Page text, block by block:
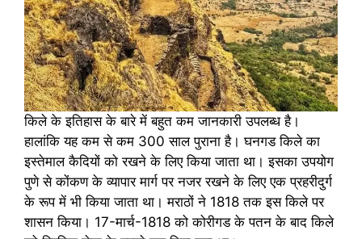
किले के इतिहास के बारे में बहुत कम जानकारी उपलब्ध है।
हालांकि यह कम से कम 300 साल पुराना है। घनगड किले का
इस्तेमाल कैदियों को रखने के लिए किया जाता था। इसका उपयोग
पुणे से कोंकण के व्यापार मार्ग पर नजर रखने के लिए एक प्रहरीदुर्ग
के रूप में भी किया जाता था। मराठों ने 1818 तक इस किले पर
शासन किया। 17-मार्च-1818 को कोरीगड के पतन के बाद किले